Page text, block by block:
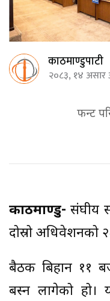
काठमाण्डुपाटी
२०८३, १४
फन्ट
काठमाण्डु-संघीय
दोस्रो
बैठक बिहान ११
बस्न लागेको